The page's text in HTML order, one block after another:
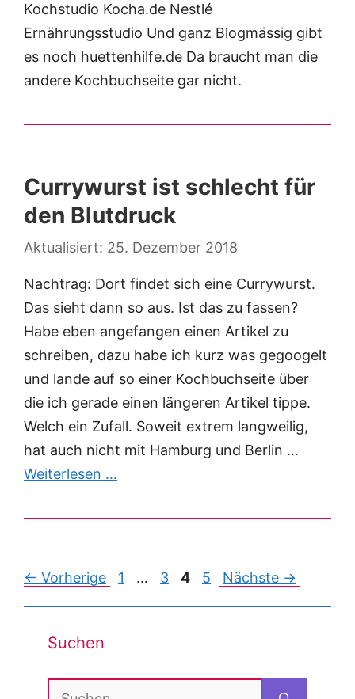
Kochstudio Kocha.de Nestlé
Ernährungsstudio Und ganz Blogmässig gibt
es noch huettenhilfe.de Da braucht man die
andere Kochbuchseite gar nicht.
Currywurst ist schlecht für
den Blutdruck
25. Dezember 2018
Nachtrag: Dort findet sich eine Currywurst.
Das sieht dann so aus. Ist das zu fassen?
Habe eben angefangen einen Artikel zu
schreiben, dazu habe ich kurz was gegoogelt
und lande auf so einer Kochbuchseite über
die ich gerade einen längeren Artikel tippe.
Welch ein Zufall. Soweit extrem langweilig,
hat auch nicht mit Hamburg und Berlin …
Weiterlesen …
Post
← Vorherige 1 … 3 4 5 Nächste →
Suchen
Suchen